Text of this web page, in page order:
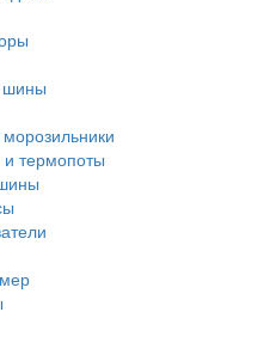
шины
и термопоты